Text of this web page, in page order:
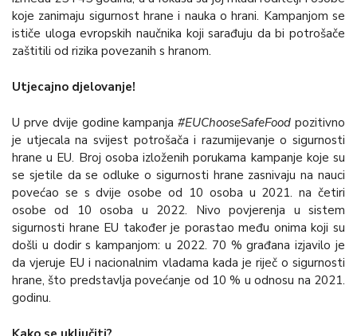
koje zanimaju sigurnost hrane i nauka o hrani. Kampanjom se
ističe uloga evropskih naučnika koji sarađuju da bi potrošače
zaštitili od rizika povezanih s hranom.
Utjecajno djelovanje!
U prve dvije godine kampanja#EUChooseSafeFood pozitivno
je utjecala na svijest potrošača i razumijevanje o sigurnosti
hrane u EU. Broj osoba izloženih porukama kampanje koje su
se sjetile da se odluke o sigurnosti hrane zasnivaju na nauci
povećao se s dvije osobe od 10 osoba u 2021. na četiri
osobe od 10 osoba u 2022. Nivo povjerenja u sistem
sigurnosti hrane EU također je porastao među onima koji su
došli u dodir s kampanjom: u 2022. 70 % građana izjavilo je
da vjeruje EU i nacionalnim vladama kada je riječ o sigurnosti
hrane, što predstavlja povećanje od 10 % u odnosu na 2021.
godinu.